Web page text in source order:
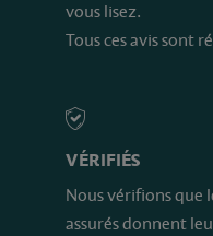
vous lisez.
Tous ces avis sont
VÉRIFIÉS
Nous vérifions que
assurés donnent